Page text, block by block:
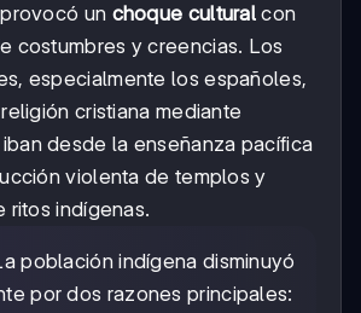
un choque cultural con
costumbres y creencias. Los
especialmente los españoles,
cristiana mediante
desde la enseñanza pacífica
violenta de templos y
ritos indígenas.
población indígena disminuyó
por dos razones principales: